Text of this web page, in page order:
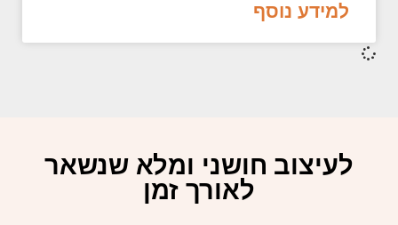
למידע נוסף
לעיצוב חושני ומלא שנשאר
לאורך זמן